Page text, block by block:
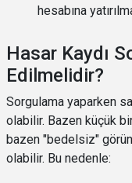
hesabına
Hasar Kaydı
Edilmelidir?
Sorgulama yaparken
olabilir. Bazen küçük
bazen "bedelsiz"
olabilir. Bu nedenle: